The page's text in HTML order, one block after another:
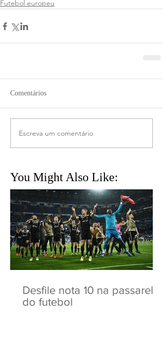
You Might Also Like:
Futebol europeu
Comentários
Escreva um comentário
Desfile nota 10 na passarela
do futebol